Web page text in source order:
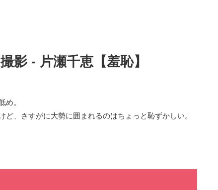
影 - 片瀬千恵【羞恥】
め。
、さすがに大勢に囲まれるのはちょっと恥ずかしい。